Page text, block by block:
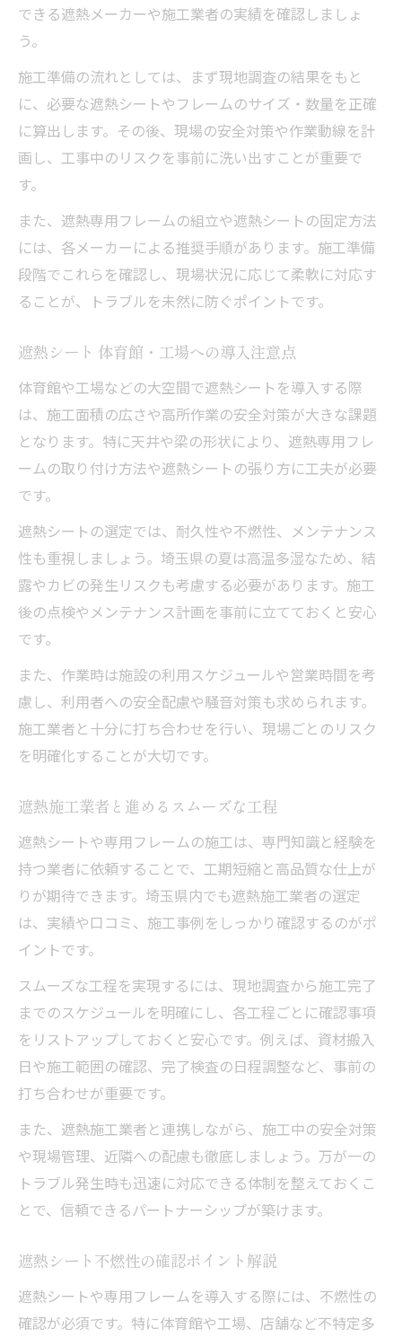
できる遮熱メーカーや施工業者の実績を確認しましょ
う。
施工準備の流れとしては、まず現地調査の結果をもと
に、必要な遮熱シートやフレームのサイズ・数量を正確
に算出します。その後、現場の安全対策や作業動線を計
画し、工事中のリスクを事前に洗い出すことが重要で
す。
また、遮熱専用フレームの組立や遮熱シートの固定方法
には、各メーカーによる推奨手順があります。施工準備
段階でこれらを確認し、現場状況に応じて柔軟に対応す
ることが、トラブルを未然に防ぐポイントです。
遮熱シート 体育館・工場への導入注意点
体育館や工場などの大空間で遮熱シートを導入する際
は、施工面積の広さや高所作業の安全対策が大きな課題
となります。特に天井や梁の形状により、遮熱専用フレ
ームの取り付け方法や遮熱シートの張り方に工夫が必要
です。
遮熱シートの選定では、耐久性や不燃性、メンテナンス
性も重視しましょう。埼玉県の夏は高温多湿なため、結
露やカビの発生リスクも考慮する必要があります。施工
後の点検やメンテナンス計画を事前に立てておくと安心
です。
また、作業時は施設の利用スケジュールや営業時間を考
慮し、利用者への安全配慮や騒音対策も求められます。
施工業者と十分に打ち合わせを行い、現場ごとのリスク
を明確化することが大切です。
遮熱施工業者と進めるスムーズな工程
遮熱シートや専用フレームの施工は、専門知識と経験を
持つ業者に依頼することで、工期短縮と高品質な仕上が
りが期待できます。埼玉県内でも遮熱施工業者の選定
は、実績や口コミ、施工事例をしっかり確認するのがポ
イントです。
スムーズな工程を実現するには、現地調査から施工完了
までのスケジュールを明確にし、各工程ごとに確認事項
をリストアップしておくと安心です。例えば、資材搬入
日や施工範囲の確認、完了検査の日程調整など、事前の
打ち合わせが重要です。
また、遮熱施工業者と連携しながら、施工中の安全対策
や現場管理、近隣への配慮も徹底しましょう。万が一の
トラブル発生時も迅速に対応できる体制を整えておくこ
とで、信頼できるパートナーシップが築けます。
遮熱シート不燃性の確認ポイント解説
遮熱シートや専用フレームを導入する際には、不燃性の
確認が必須です。特に体育館や工場、店舗など不特定多